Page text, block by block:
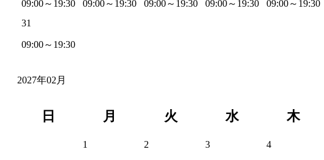
09:00～19:30 09:00～19:30 09:00～19:30 09:00～19:30 09:00～19:30
31
09:00～19:30
2027年02月
日 月 火 水 木
1 2 3 4